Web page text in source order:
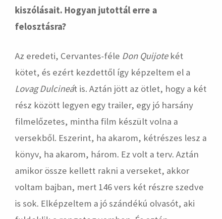
kiszólásait. Hogyan jutottál erre a
felosztásra?
Az eredeti, Cervantes-féle Don Quijote két
kötet, és ezért kezdettől így képzeltem el a
Lovag Dulcineát is. Aztán jött az ötlet, hogy a két
rész között legyen egy trailer, egy jó harsány
filmelőzetes, mintha film készült volna a
versekből. Eszerint, ha akarom, kétrészes lesz a
könyv, ha akarom, három. Ez volt a terv. Aztán
amikor össze kellett rakni a verseket, akkor
voltam bajban, mert 146 vers két részre szedve
is sok. Elképzeltem a jó szándékú olvasót, aki